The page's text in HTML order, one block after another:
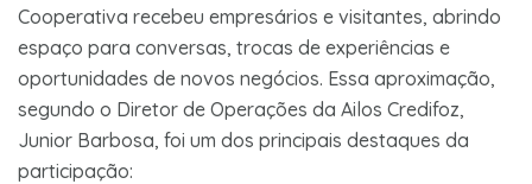
Cooperativa recebeu empresários e visitantes, abrindo
espaço para conversas, trocas de experiências e
oportunidades de novos negócios. Essa aproximação,
segundo o Diretor de Operações da Ailos Credifoz,
Junior Barbosa, foi um dos principais destaques da
participação: